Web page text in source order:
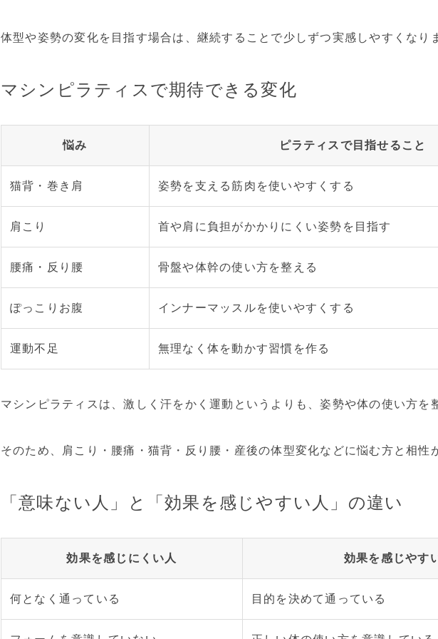
体型や姿勢の変化を目指す場合は、継続することで少しずつ実感しやすくなり
マシンピラティスで期待できる変化
悩み ピラティスで目指せること
猫背・巻き肩 姿勢を支える筋肉を使いやすくする
肩こり 首や肩に負担がかかりにくい姿勢を目指す
腰痛・反り腰 骨盤や体幹の使い方を整える
ぽっこりお腹 インナーマッスルを使いやすくする
運動不足 無理なく体を動かす習慣を作る
マシンピラティスは、激しく汗をかく運動というよりも、姿勢や体の使い方を
そのため、肩こり・腰痛・猫背・反り腰・産後の体型変化などに悩む方と相性
「意味ない人」と「効果を感じやすい人」の違い
効果を感じにくい人 効果を感じやす
何となく通っている 目的を決めて通っている